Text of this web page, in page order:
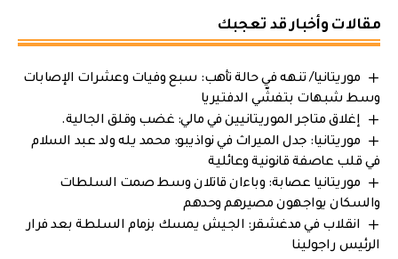
مقالات وأخبار قد تعجبك
موريتانيا/ تنهه في حالة تأهب: سبع وفيات وعشرات الإصابات
وسط شبهات بتفشّي الدفتيريا
إغلاق متاجر الموريتانيين في مالي: غضب وقلق الجالية.
موريتانيا: جدل الميراث في نواذيبو: محمد يله ولد عبد السلام
في قلب عاصفة قانونية وعائلية
موريتانيا عصابة: وباءان قاتلان وسط صمت السلطات
والسكان يواجهون مصيرهم وحدهم
انقلاب في مدغشقر: الجيش يمسك بزمام السلطة بعد فرار
الرئيس راجولينا